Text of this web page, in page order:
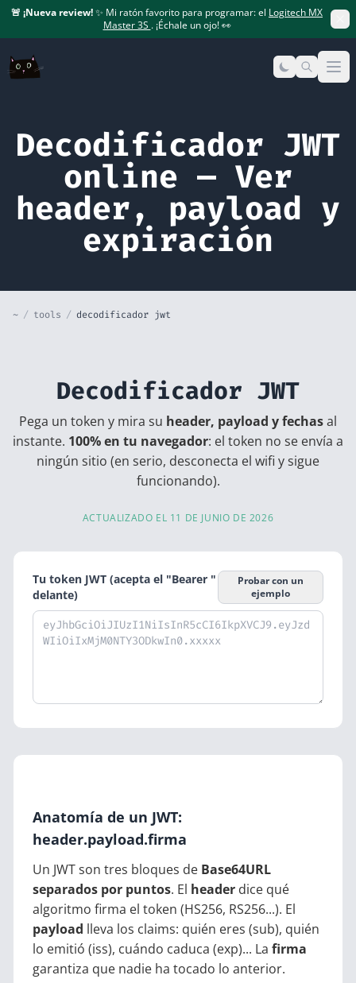
🚨 ¡Nueva review!✨ Mi ratón favorito para programar: el Logitech MX
Master 3S . ¡Échale un ojo! 👀
Decodificador JWT
online — Ver
header, payload y
expiración
~ / tools / decodificador jwt
Decodificador JWT
Pega un token y mira su header, payload y fechasal
instante. 100% en tu navegador: el token no se envía a
ningún sitio (en serio, desconecta el wifi y sigue
funcionando).
ACTUALIZADO EL 11 DE JUNIO DE 2026
Tu token JWT (acepta el "Bearer "
delante)
Probar con un
ejemplo
Anatomía de un JWT:
header.payload.firma
Un JWT son tres bloques de Base64URL
separados por puntos. El header dice qué
algoritmo firma el token (HS256, RS256...). El
payload lleva los claims: quién eres (sub), quién
lo emitió (iss), cuándo caduca (exp)... La firma
garantiza que nadie ha tocado lo anterior.